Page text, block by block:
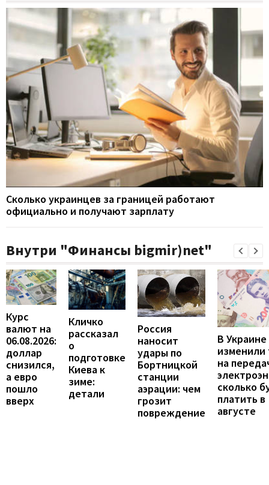
Сколько украинцев за границей работают
официально и получают зарплату
Внутри "Финансы bigmir)net"
Курс
валют на
06.08.2026:
доллар
снизился,
а евро
пошло
вверх
Кличко
рассказал
о
подготовке
Киева к
зиме:
детали
Россия
наносит
удары по
Бортницкой
станции
аэрации: чем
грозит
повреждение
В Украине
на
сколько
платить в
августе